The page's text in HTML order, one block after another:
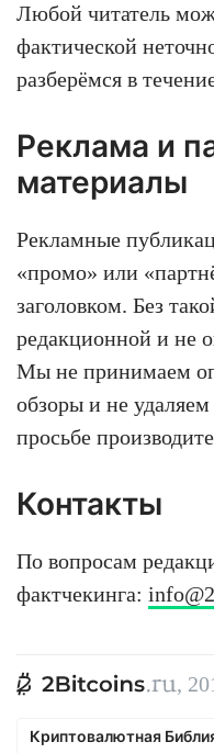
Любой читатель
фактической
разберёмся в
Реклама и
материалы
Рекламные
«промо» или
заголовком. Без
редакционной и не
Мы не принимаем
обзоры и не
просьбе
Контакты
По вопросам
фактчекинга:
,
Криптовалютная